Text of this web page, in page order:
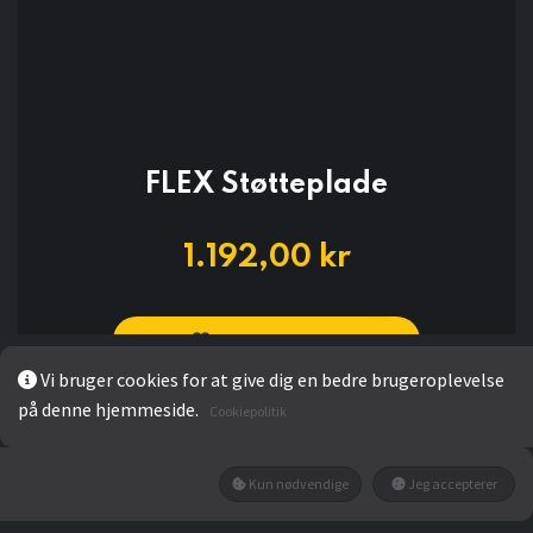
FLEX Støtteplade
1.192,00 kr
Add to wishlist
Ikke på lager
Vi bruger cookies for at give dig en bedre brugeroplevelse
på denne hjemmeside.
Cookiepolitik
Kun nødvendige Jeg accepterer